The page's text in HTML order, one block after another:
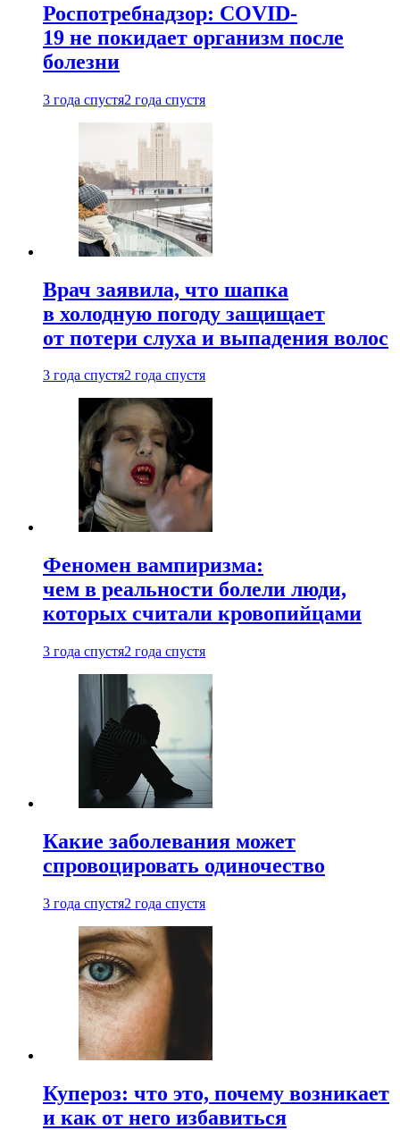
Роспотребнадзор: COVID-
19 не покидает организм после
болезни
3 года спустя2 года спустя
Врач заявила, что шапка
в холодную погоду защищает
от потери слуха и выпадения волос
3 года спустя2 года спустя
Феномен вампиризма:
чем в реальности болели люди,
которых считали кровопийцами
3 года спустя2 года спустя
Какие заболевания может
спровоцировать одиночество
3 года спустя2 года спустя
Купероз: что это, почему возникает
и как от него избавиться